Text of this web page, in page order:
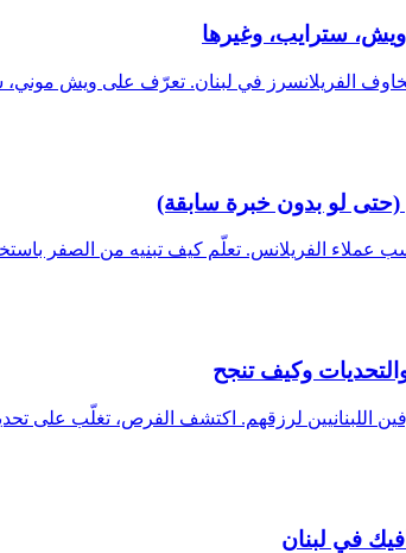
سترايب، وغيرها
الفريلانسرز في لبنان. تعرّف على ويش موني،
لو بدون خبرة سابقة)
عملاء الفريلانس. تعلّم كيف تبنيه من الصفر
وكيف تنجح
لرزقهم. اكتشف الفرص، تغلّب على
في لبنان